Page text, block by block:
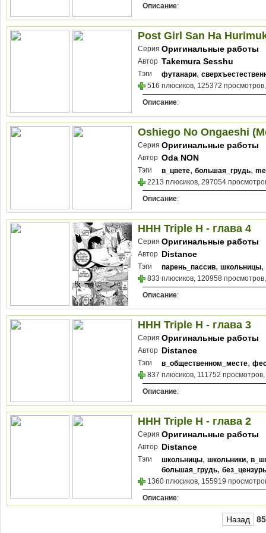
Описание:
Post Girl San Ha
Серия Оригинальные работы
Автор Takemura Sesshu
Тэги футанари,
516 плюсиков, 125372
Описание:
Oshiego No Ongaeshi
Серия Оригинальные работы
Автор Oda NON
Тэги в_цвете, большая_грудь,
2213 плюсиков, 297054
Описание:
HHH Triple H - глава 4
Серия Оригинальные работы
Автор Distance
Тэги парень_пассив, школьницы,
833 плюсиков, 120958
Описание:
HHH Triple H - глава 3
Серия Оригинальные работы
Автор Distance
Тэги в_общественном_месте,
837 плюсиков, 111752
Описание:
HHH Triple H - глава 2
Серия Оригинальные работы
Автор Distance
Тэги школьницы, школьники,
большая_грудь,
1360 плюсиков, 155919
Описание:
Назад